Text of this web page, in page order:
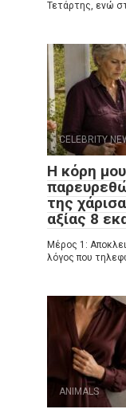
Τετάρτης, ενώ
CELEBRITY
Η κόρη
της
αξίας 8
Μέρος 1:
λόγος που
ANIMALS